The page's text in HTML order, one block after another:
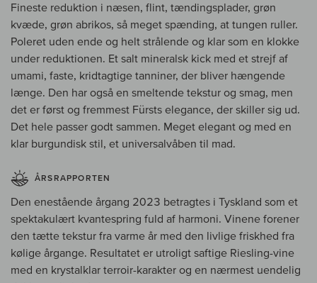
Fineste reduktion i næsen, flint, tændingsplader, grøn
kvæde, grøn abrikos, så meget spænding, at tungen ruller.
Poleret uden ende og helt strålende og klar som en klokke
under reduktionen. Et salt mineralsk kick med et strejf af
umami, faste, kridtagtige tanniner, der bliver hængende
længe. Den har også en smeltende tekstur og smag, men
det er først og fremmest Fürsts elegance, der skiller sig ud.
Det hele passer godt sammen. Meget elegant og med en
klar burgundisk stil, et universalvåben til mad.
ÅRSRAPPORTEN
Den enestående årgang 2023 betragtes i Tyskland som et
spektakulært kvantespring fuld af harmoni. Vinene forener
den tætte tekstur fra varme år med den livlige friskhed fra
kølige årgange. Resultatet er utroligt saftige Riesling-vine
med en krystalklar terroir-karakter og en nærmest uendelig